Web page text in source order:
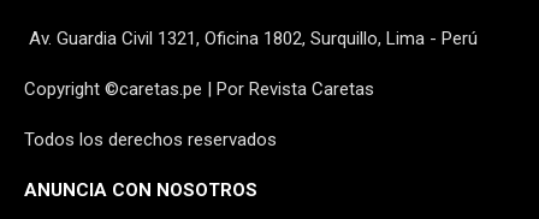
Av. Guardia Civil 1321, Oficina 1802, Surquillo, Lima - Perú
Copyright ©caretas.pe | Por Revista Caretas
Todos los derechos reservados
ANUNCIA CON NOSOTROS